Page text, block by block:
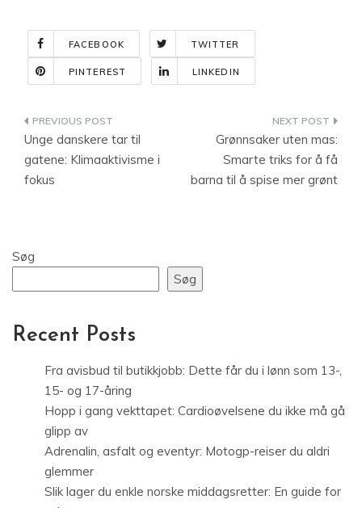
FACEBOOK TWITTER
PINTEREST LINKEDIN
Indlægsnavigation
Unge danskere tar til
gatene: Klimaaktivisme i
fokus
Grønnsaker uten mas:
Smarte triks for å få
barna til å spise mer grønt
Søg
Søg
Recent Posts
Fra avisbud til butikkjobb: Dette får du i lønn som 13-,
15- og 17-åring
Hopp i gang vekttapet: Cardioøvelsene du ikke må gå
glipp av
Adrenalin, asfalt og eventyr: Motogp-reiser du aldri
glemmer
Slik lager du enkle norske middagsretter: En guide for